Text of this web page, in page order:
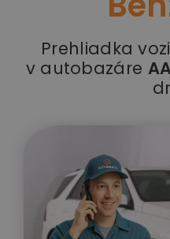
Prehliadka
v autobazáre